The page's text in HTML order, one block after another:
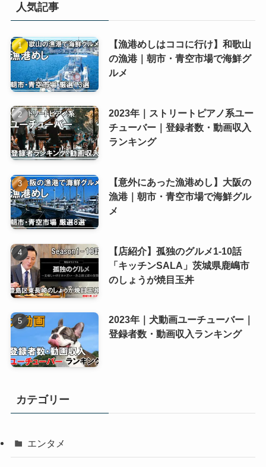
人気記事
【漁港めしはココに行け】和歌山
の漁港｜朝市・青空市場で海鮮グ
ルメ
2023年｜ストリートピアノ系ユー
チューバー｜登録者数・動画収入
ランキング
【意外にあった漁港めし】大阪の
漁港｜朝市・青空市場で海鮮グル
メ
【店紹介】孤独のグルメ1-10話
「キッチンSALA」茨城県鹿嶋市
のしょうが焼目玉丼
2023年｜犬動画ユーチューバー｜
登録者数・動画収入ランキング
カテゴリー
エンタメ